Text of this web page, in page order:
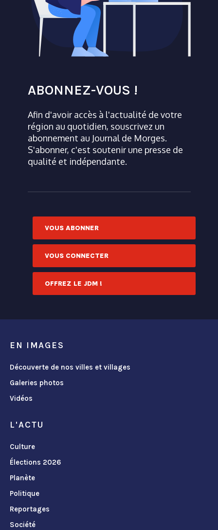
ABONNEZ-VOUS !
Afin d'avoir accès à l'actualité de votre
région au quotidien, souscrivez un
abonnement au Journal de Morges.
S'abonner, c'est soutenir une presse de
qualité et indépendante.
VOUS ABONNER
VOUS CONNECTER
OFFREZ LE JDM !
EN IMAGES
Découverte de nos villes et villages
Galeries photos
Vidéos
L'ACTU
Culture
Élections 2026
Planète
Politique
Reportages
Société